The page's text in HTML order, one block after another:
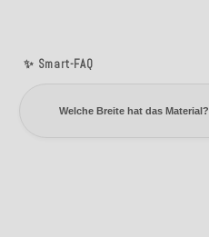
✨ Smart-FAQ
Welche Breite hat das Material?